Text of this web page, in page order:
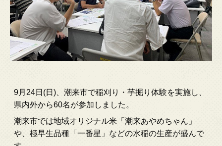
9月24日(日)、潮来市で稲刈り・芋掘り体験を実施し、
県内外から60名が参加しました。
潮来市では地域オリジナル米「潮来あやめちゃん」
や、極早生品種「一番星」などの水稲の生産が盛んで